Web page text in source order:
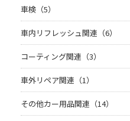
車検（5）
車内リフレッシュ関連（6）
コーティング関連（3）
車外リペア関連（1）
その他カー用品関連（14）